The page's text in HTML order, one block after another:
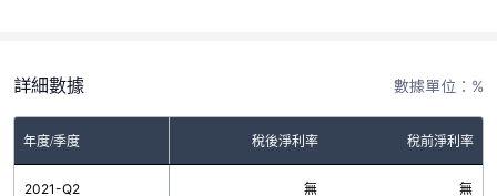
詳細數據 數據單位：%
年度/季度 稅後淨利率 稅前淨利率
2021-Q2 無 無